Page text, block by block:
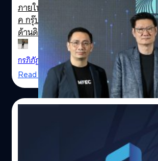
ภายในงาน BBLK Road to Success ที่
ค กรุ๊ป จำกัด (มหาชน) หรือ BBIK ที่ปรึ
ด้านดิจิทัลทรานส์ฟอร์เมชันแบบครบวงจ
ลูบิค กรุ๊ป จะทุ่มงบกว่า 1,000 ล้านบาท เ
ธุรกิจก้าวกระโดด ตามแผนยุทธศาสตร์
เป็น Tech Company และ Venture
ทุ่มงบในครั้งนี้ เพื่อเข้าซื้อ 2 บริษัทชั้นนำใ
ในสัดส่วน 100% ได้แก่ Digital Delivery
อี ซี จำกัด (มหาชน) หรือ MFEC ทีมงาน
กรภิภัฏ อธิศอัษฎา| 1345 days ago
Read More